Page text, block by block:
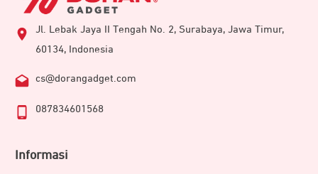
Jl. Lebak Jaya II Tengah No. 2, Surabaya, Jawa Timur,
60134, Indonesia
cs@dorangadget.com
087834601568
Informasi